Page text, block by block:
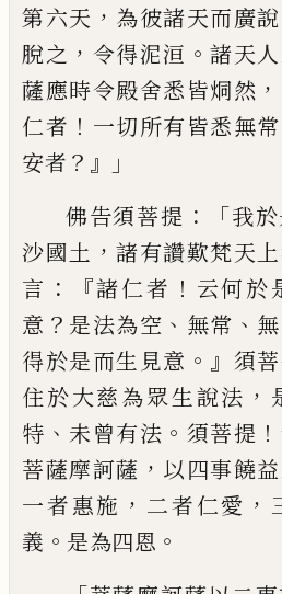
第六天 ， 為彼諸天而廣
脫之 ， 令得泥洹 。諸天
薩應時令殿舍悉皆烔然 ，
仁者 ！ 一切所有皆悉無常
安者 ？』」
佛告須菩提 ：「我
沙國土 ，諸有讚歎梵天
言 ：『諸仁者 ！ 云何於
意 ？ 是法為空 、 無常 、
得於是而生見意 。』 須
住於大慈為眾生說法 ，
特 、 未曾有法 。 須菩提 ！
菩薩摩訶薩 ， 以四事饒
一者惠施 ， 二者仁愛 ，
義 。 是為四恩 。